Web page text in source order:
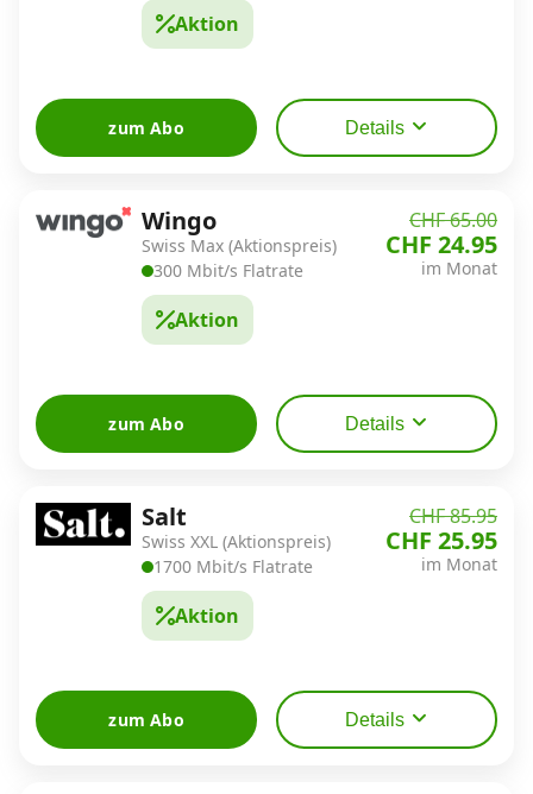
Aktion
zum Abo Details
Wingo
Swiss Max (Aktionspreis)
300 Mbit/s Flatrate
Aktion
CHF 65.00
CHF 24.95
im Monat
zum Abo Details
Salt
Swiss XXL (Aktionspreis)
1700 Mbit/s Flatrate
Aktion
CHF 85.95
CHF 25.95
im Monat
zum Abo Details